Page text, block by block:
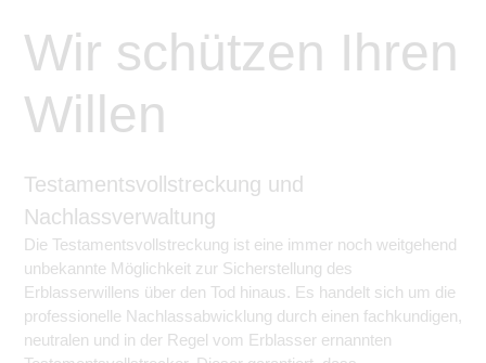
Wir schützen Ihren
Willen
Testamentsvollstreckung und
Nachlassverwaltung
Die Testamentsvollstreckung ist eine immer noch weitgehend
unbekannte Möglichkeit zur Sicherstellung des
Erblasserwillens über den Tod hinaus. Es handelt sich um die
professionelle Nachlassabwicklung durch einen fachkundigen,
neutralen und in der Regel vom Erblasser ernannten